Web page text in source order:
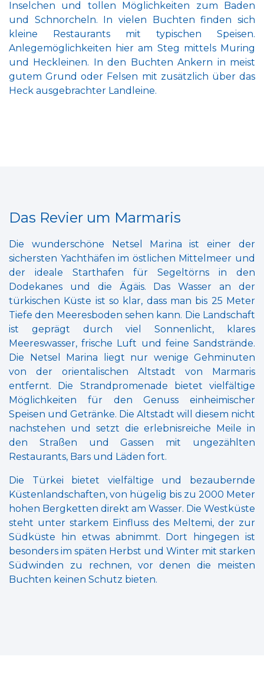
Inselchen und tollen Möglichkeiten zum Baden
und Schnorcheln. In vielen Buchten finden sich
kleine Restaurants mit typischen Speisen.
Anlegemöglichkeiten hier am Steg mittels Muring
und Heckleinen. In den Buchten Ankern in meist
gutem Grund oder Felsen mit zusätzlich über das
Heck ausgebrachter Landleine.
Das Revier um Marmaris
Die wunderschöne Netsel Marina ist einer der
sichersten Yachthäfen im östlichen Mittelmeer und
der ideale Starthafen für Segeltörns in den
Dodekanes und die Ägäis. Das Wasser an der
türkischen Küste ist so klar, dass man bis 25 Meter
Tiefe den Meeresboden sehen kann. Die Landschaft
ist geprägt durch viel Sonnenlicht, klares
Meereswasser, frische Luft und feine Sandstrände.
Die Netsel Marina liegt nur wenige Gehminuten
von der orientalischen Altstadt von Marmaris
entfernt. Die Strandpromenade bietet vielfältige
Möglichkeiten für den Genuss einheimischer
Speisen und Getränke. Die Altstadt will diesem nicht
nachstehen und setzt die erlebnisreiche Meile in
den Straßen und Gassen mit ungezählten
Restaurants, Bars und Läden fort.
Die Türkei bietet vielfältige und bezaubernde
Küstenlandschaften, von hügelig bis zu 2000 Meter
hohen Bergketten direkt am Wasser. Die Westküste
steht unter starkem Einfluss des Meltemi, der zur
Südküste hin etwas abnimmt. Dort hingegen ist
besonders im späten Herbst und Winter mit starken
Südwinden zu rechnen, vor denen die meisten
Buchten keinen Schutz bieten.